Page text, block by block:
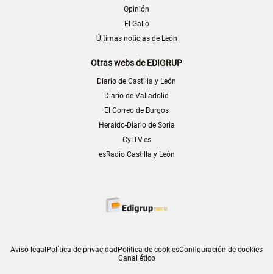
Opinión
El Gallo
Últimas noticias de León
Otras webs de EDIGRUP
Diario de Castilla y León
Diario de Valladolid
El Correo de Burgos
Heraldo-Diario de Soria
CyLTV.es
esRadio Castilla y León
Aviso legalPolítica de privacidadPolítica de cookiesConfiguración de cookies
Canal ético